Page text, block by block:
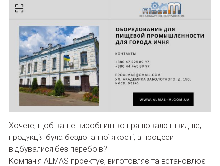
Хочете, щоб ваше виробництво працювало швидше,
продукція була бездоганної якості, а процеси
відбувалися без перебоїв?
Компанія ALMAS проектує, виготовляє та встановлює